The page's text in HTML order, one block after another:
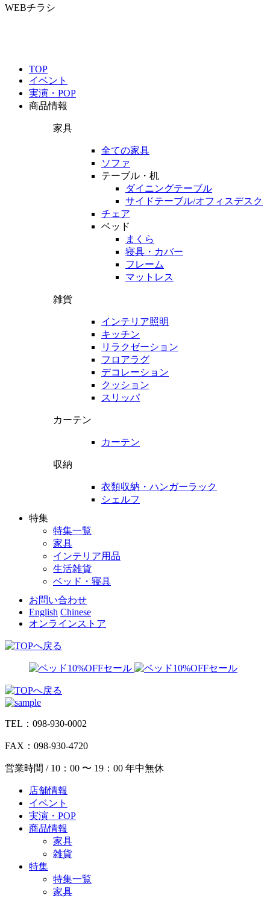
WEBチラシ
TOP
イベント
実演・POP
商品情報
家具
全ての家具
ソファ
テーブル・机
ダイニングテーブル
サイドテーブル/オフィスデスク
チェア
ベッド
まくら
寝具・カバー
フレーム
マットレス
雑貨
インテリア照明
キッチン
リラクゼーション
フロアラグ
デコレーション
クッション
スリッパ
カーテン
カーテン
収納
衣類収納・ハンガーラック
シェルフ
特集
特集一覧
家具
インテリア用品
生活雑貨
ベッド・寝具
お問い合わせ
English Chinese
オンラインストア
TEL：098-930-0002
FAX：098-930-4720
営業時間 / 10：00 〜 19：00 年中無休
店舗情報
イベント
実演・POP
商品情報
家具
雑貨
特集
特集一覧
家具